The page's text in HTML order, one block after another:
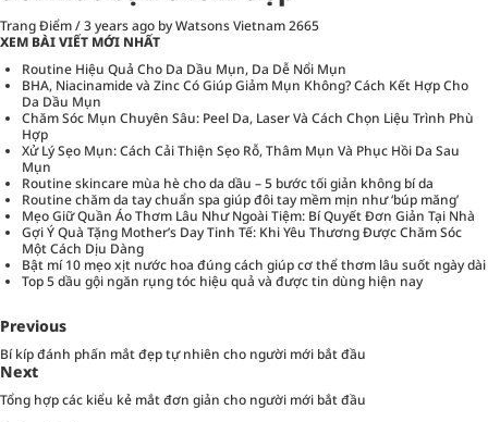
Trang Điểm/3 years ago by Watsons Vietnam2665
XEM BÀI VIẾT MỚI NHẤT
Routine Hiệu Quả Cho Da Dầu Mụn, Da Dễ Nổi Mụn
BHA, Niacinamide và Zinc Có Giúp Giảm Mụn Không? Cách Kết Hợp Cho
Da Dầu Mụn
Chăm Sóc Mụn Chuyên Sâu: Peel Da, Laser Và Cách Chọn Liệu Trình Phù
Hợp
Xử Lý Sẹo Mụn: Cách Cải Thiện Sẹo Rỗ, Thâm Mụn Và Phục Hồi Da Sau
Mụn
Routine skincare mùa hè cho da dầu – 5 bước tối giản không bí da
Routine chăm da tay chuẩn spa giúp đôi tay mềm mịn như ‘búp măng’
Mẹo Giữ Quần Áo Thơm Lâu Như Ngoài Tiệm: Bí Quyết Đơn Giản Tại Nhà
Gợi Ý Quà Tặng Mother’s Day Tinh Tế: Khi Yêu Thương Được Chăm Sóc
Một Cách Dịu Dàng
Bật mí 10 mẹo xịt nước hoa đúng cách giúp cơ thể thơm lâu suốt ngày dài
Top 5 dầu gội ngăn rụng tóc hiệu quả và được tin dùng hiện nay
Previous
Bí kíp đánh phấn mắt đẹp tự nhiên cho người mới bắt đầu
Next
Tổng hợp các kiểu kẻ mắt đơn giản cho người mới bắt đầu